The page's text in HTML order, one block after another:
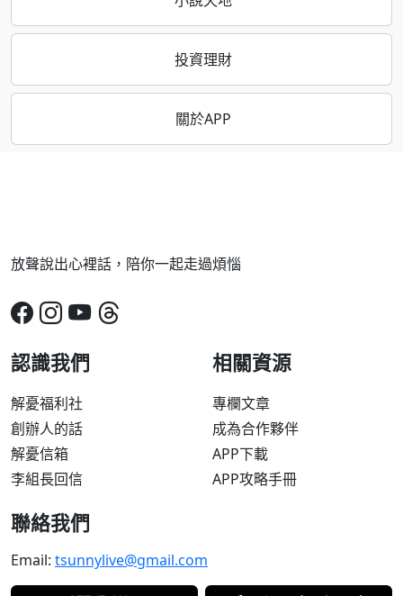
投資理財
關於APP
放聲說出心裡話，陪你一起走過煩惱
認識我們
解憂福利社
創辦人的話
解憂信箱
李組長回信
相關資源
專欄文章
成為合作夥伴
APP下載
APP攻略手冊
聯絡我們
Email: tsunnylive@gmail.com